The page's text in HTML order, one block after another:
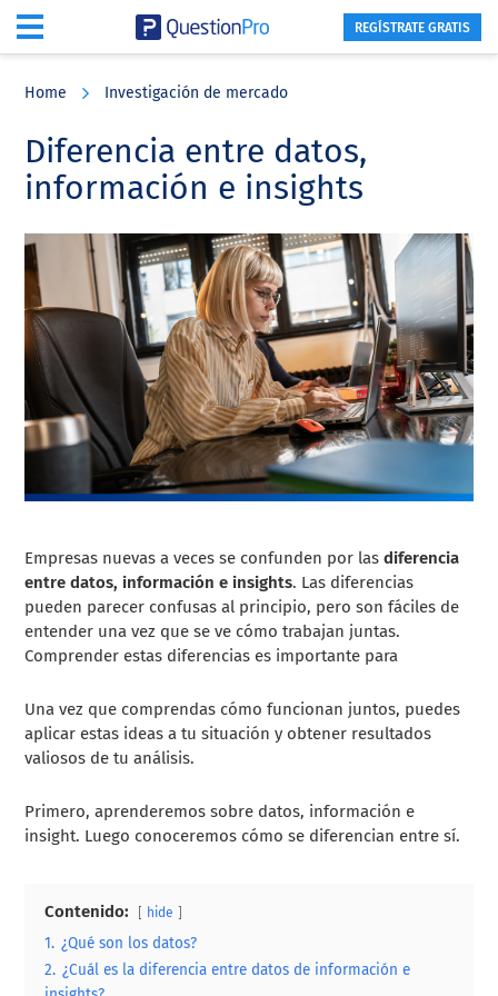
content
sidebar
REGÍSTRATE GRATIS
Home Investigación de mercado
Diferencia entre datos,
información e insights
Empresas nuevas a veces se confunden por lasdiferencia
entre datos, información e insights. Las diferencias
pueden parecer confusas al principio, pero son fáciles de
entender una vez que se ve cómo trabajan juntas.
Comprender estas diferencias es importante para
Una vez que comprendas cómo funcionan juntos, puedes
aplicar estas ideas a tu situación y obtener resultados
valiosos de tu análisis.
Primero, aprenderemos sobre datos, información e
insight. Luego conoceremos cómo se diferencian entre sí.
Contenido: hide
1. ¿Qué son los datos?
2. ¿Cuál es la diferencia entre datos de información e